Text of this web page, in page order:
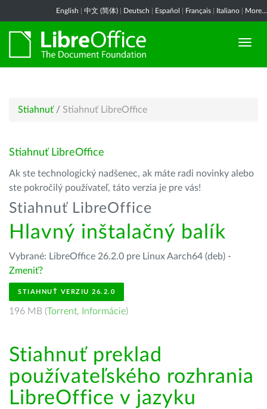
English 中文 (简体) Deutsch Español Français Italiano More...
Stiahnuť / Stiahnuť LibreOffice
Stiahnuť LibreOffice
Ak ste technologický nadšenec, ak máte radi novinky alebo
ste pokročilý používateľ, táto verzia je pre vás!
Stiahnuť LibreOffice
Hlavný inštalačný balík
Vybrané: LibreOffice 26.2.0 pre Linux Aarch64 (deb) -
Zmeniť?
STIAHNUŤ VERZIU 26.2.0
196 MB (Torrent, Informácie)
Stiahnuť preklad
používateľského rozhrania
LibreOffice v jazyku